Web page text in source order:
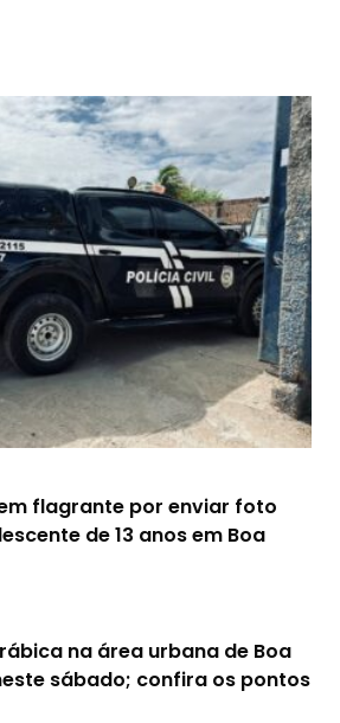
flagrante por enviar foto
de 13 anos em Boa
na área urbana de Boa
sábado; confira os pontos